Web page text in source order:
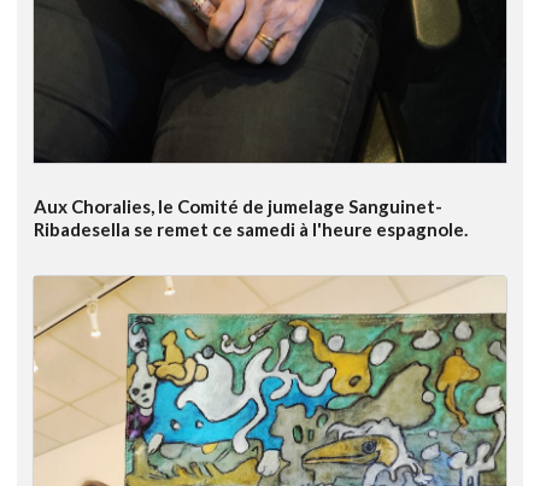
Aux Choralies, le Comité de jumelage Sanguinet-
Ribadesella se remet ce samedi à l'heure espagnole.